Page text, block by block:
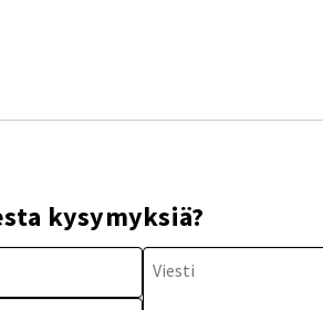
kysymyksiä?